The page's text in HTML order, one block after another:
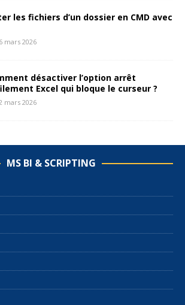
les fichiers d’un dossier en CMD avec
mars 2026
désactiver l’option arrêt
Excel qui bloque le curseur ?
mars 2026
MS BI & SCRIPTING